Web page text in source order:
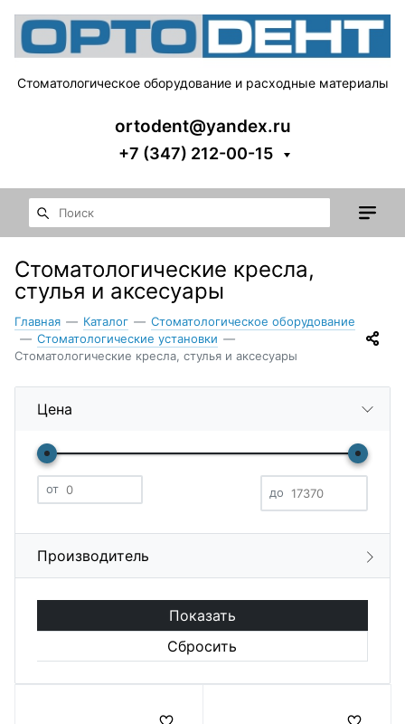
Стоматологическое оборудование и расходные материалы
ortodent@yandex.ru
+7 (347) 212-00-15
Стоматологические кресла,
стулья и аксесуары
Главная — Каталог — Стоматологическое оборудование
— Стоматологические установки —
Стоматологические кресла, стулья и аксесуары
Цена
от до
Производитель